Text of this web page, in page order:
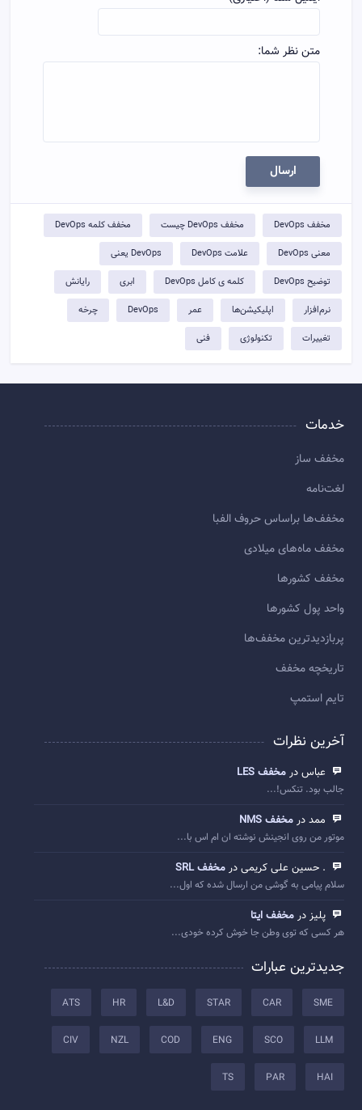
متن نظر شما:
ارسال
مخفف DevOps مخفف DevOps چیست مخفف کلمه DevOps
معنی DevOps علامت DevOps DevOps یعنی
توضيح DevOps کلمه ی کامل DevOps ابری رایانش
نرم‌افزار اپلیکیشن‌ها عمر DevOps چرخه
تغییرات تکنولوژی فنی
خدمات
مخفف ساز
لغت‌نامه
مخفف‌ها براساس حروف الفبا
مخفف ماه‌های میلادی
مخفف کشورها
واحد پول کشورها
پربازديدترين مخفف‌ها
تاريخچه مخفف
تایم استمپ
آخرین نظرات
عباس در مخفف LES
جالب بود. تنکس!...
ممد در مخفف NMS
موتور من روی انجینش نوشته ان ام اس با...
. حسین علی کریمی در مخفف SRL
سلام پیامی به گوشی من ارسال شده که اول...
پلیز در مخفف ایتا
هر کسی که توی وطن جا خوش کرده خودی...
جدیدترین عبارات
SME
CAR
STAR
L&D
HR
ATS
LLM
SCO
ENG
COD
NZL
CIV
HAI
PAR
TS